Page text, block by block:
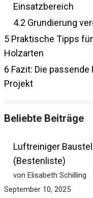
Einsatzbereich
4.2 Grundierung
5 Praktische Tipps
Holzarten
6 Fazit: Die
Projekt
Beliebte Beiträge
Luftreiniger
(Bestenliste)
von Elisabeth Schilling
September 10, 2025